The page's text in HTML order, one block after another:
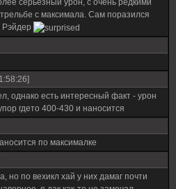
серьезный урон, с очень редкими
с максимала. Сам поразился
Рэйдер
однако есть интересный факт - урон
гдето 400-430 и наносится
по максималке
по вехикл хай у них дамаг почти